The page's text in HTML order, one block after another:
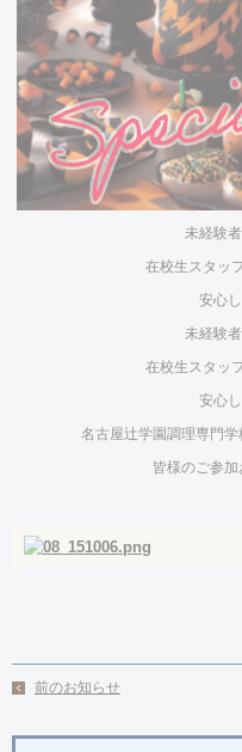
未経験
在校生スタッ
安心
未経験
在校生スタッ
安心
名古屋辻学園調理専門
皆様のご参
前のお知らせ